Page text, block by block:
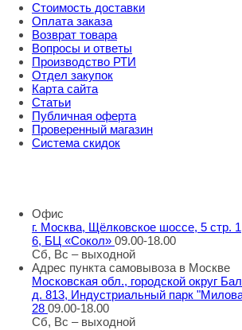
Стоимость доставки
Оплата заказа
Возврат товара
Вопросы и ответы
Производство РТИ
Отдел закупок
Карта сайта
Статьи
Публичная оферта
Проверенный магазин
Система скидок
Офис
г. Москва, Щёлковское шоссе, 5 стр.
6, БЦ «Сокол» 09.00-18.00
Сб, Вс – выходной
Адрес пункта самовывоза в Москве
Московская обл., городской округ
д. 813, Индустриальный парк
28 09.00-18.00
Сб, Вс – выходной